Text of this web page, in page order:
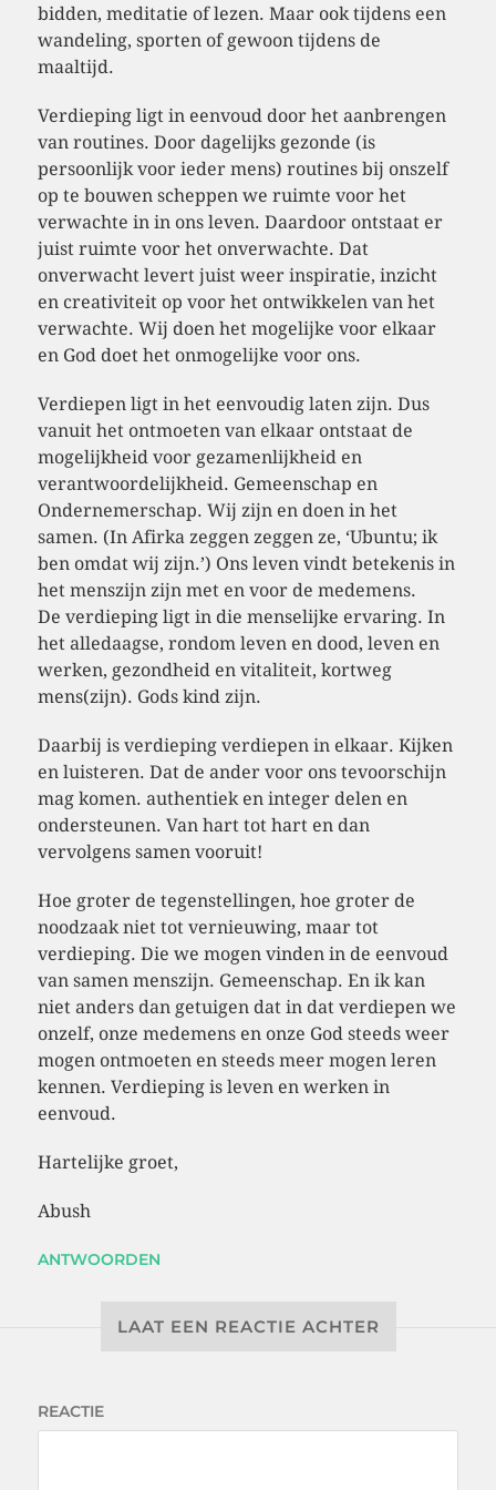
bidden, meditatie of lezen. Maar ook tijdens een
wandeling, sporten of gewoon tijdens de
maaltijd.
Verdieping ligt in eenvoud door het aanbrengen
van routines. Door dagelijks gezonde (is
persoonlijk voor ieder mens) routines bij onszelf
op te bouwen scheppen we ruimte voor het
verwachte in in ons leven. Daardoor ontstaat er
juist ruimte voor het onverwachte. Dat
onverwacht levert juist weer inspiratie, inzicht
en creativiteit op voor het ontwikkelen van het
verwachte. Wij doen het mogelijke voor elkaar
en God doet het onmogelijke voor ons.
Verdiepen ligt in het eenvoudig laten zijn. Dus
vanuit het ontmoeten van elkaar ontstaat de
mogelijkheid voor gezamenlijkheid en
verantwoordelijkheid. Gemeenschap en
Ondernemerschap. Wij zijn en doen in het
samen. (In Afirka zeggen zeggen ze, ‘Ubuntu; ik
ben omdat wij zijn.’) Ons leven vindt betekenis in
het menszijn zijn met en voor de medemens.
De verdieping ligt in die menselijke ervaring. In
het alledaagse, rondom leven en dood, leven en
werken, gezondheid en vitaliteit, kortweg
mens(zijn). Gods kind zijn.
Daarbij is verdieping verdiepen in elkaar. Kijken
en luisteren. Dat de ander voor ons tevoorschijn
mag komen. authentiek en integer delen en
ondersteunen. Van hart tot hart en dan
vervolgens samen vooruit!
Hoe groter de tegenstellingen, hoe groter de
noodzaak niet tot vernieuwing, maar tot
verdieping. Die we mogen vinden in de eenvoud
van samen menszijn. Gemeenschap. En ik kan
niet anders dan getuigen dat in dat verdiepen we
onzelf, onze medemens en onze God steeds weer
mogen ontmoeten en steeds meer mogen leren
kennen. Verdieping is leven en werken in
eenvoud.
Hartelijke groet,
Abush
ANTWOORDEN
LAAT EEN REACTIE ACHTER
REACTIE